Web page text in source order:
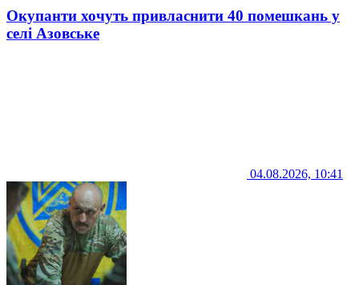
Окупанти хочуть привласнити 40 помешкань у
селі Азовське
04.08.2026, 10:41